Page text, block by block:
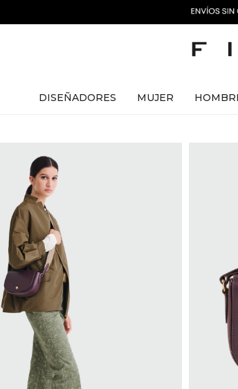
DISEÑADORES MUJER